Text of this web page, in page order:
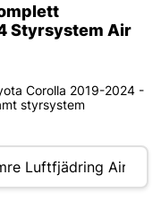
Styrsystem Air
Corolla 2019-2024 -
styrsystem